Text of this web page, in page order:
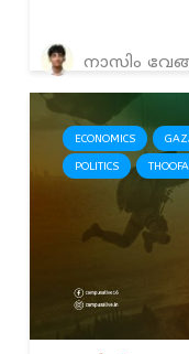
നാസിം
ECONOMICS
POLITICS